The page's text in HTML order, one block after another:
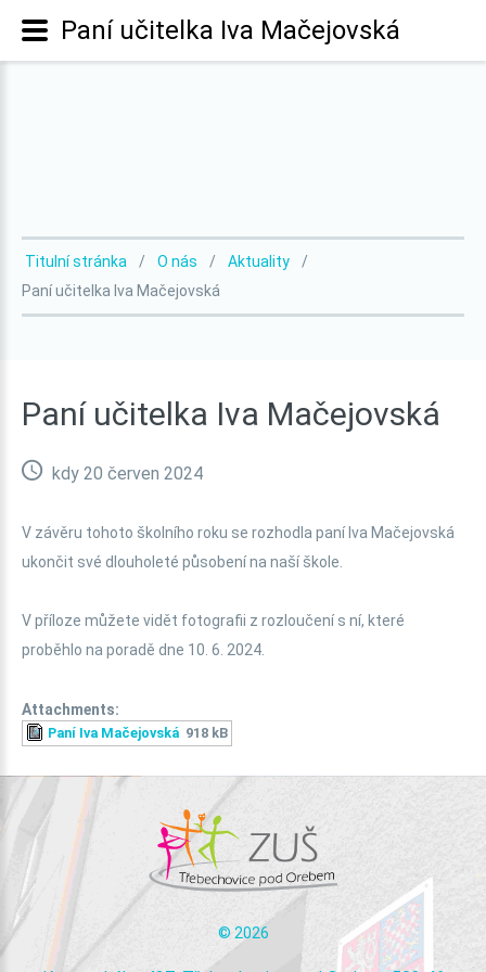
Titulní stránka O nás
Aktuality
Paní učitelka Iva Mačejovská
Paní učitelka Iva Mačejovská
kdy 20 červen 2024
V závěru tohoto školního roku se rozhodla paní Iva Mačejovská
ukončit své dlouholeté působení na naší škole.
V příloze můžete vidět fotografii z rozloučení s ní, které
proběhlo na poradě dne 10. 6. 2024.
Attachments:
Paní Iva Mačejovská 918 kB
© 2026
Paní učitelka Iva Mačejovská